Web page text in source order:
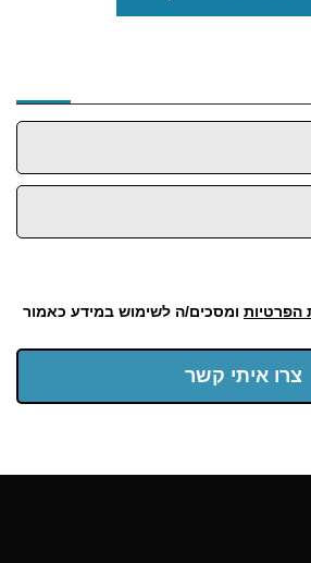
הפרטיות ומסכים/ה לשימוש במידע כאמור
צרו איתי קשר